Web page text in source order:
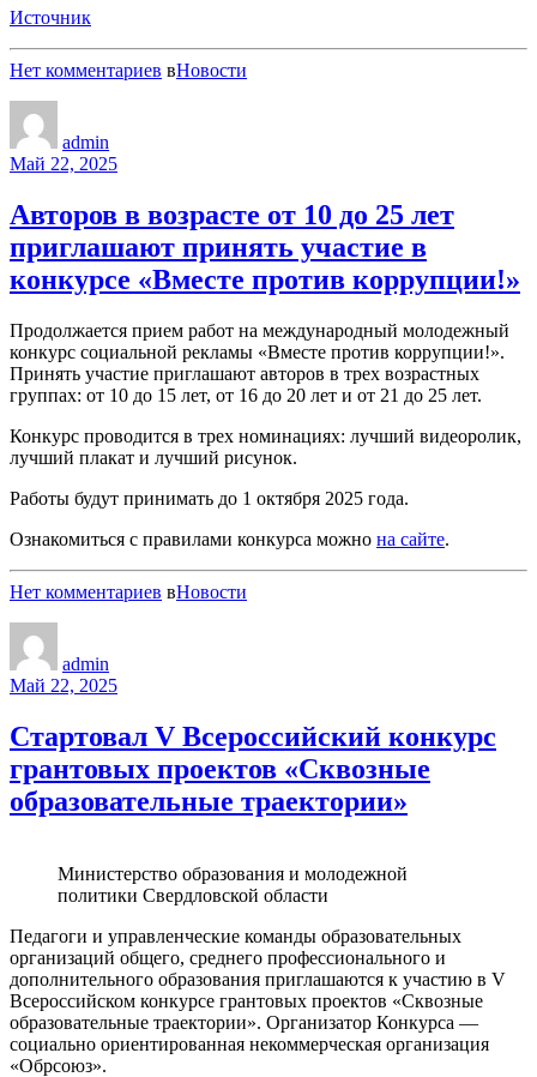
Источник
Нет комментариев вНовости
admin
Май 22, 2025
Авторов в возрасте от 10 до 25 лет
приглашают принять участие в
конкурсе «Вместе против коррупции!»
Продолжается прием работ на международный молодежный
конкурс социальной рекламы «Вместе против коррупции!».
Принять участие приглашают авторов в трех возрастных
группах: от 10 до 15 лет, от 16 до 20 лет и от 21 до 25 лет.
Конкурс проводится в трех номинациях: лучший видеоролик,
лучший плакат и лучший рисунок.
Работы будут принимать до 1 октября 2025 года.
Ознакомиться с правилами конкурса можно на сайте.
Нет комментариев вНовости
admin
Май 22, 2025
Стартовал V Всероссийский конкурс
грантовых проектов «Сквозные
образовательные траектории»
Министерство образования и молодежной
политики Свердловской области
Педагоги и управленческие команды образовательных
организаций общего, среднего профессионального и
дополнительного образования приглашаются к участию в V
Всероссийском конкурсе грантовых проектов «Сквозные
образовательные траектории». Организатор Конкурса —
социально ориентированная некоммерческая организация
«Обрсоюз».